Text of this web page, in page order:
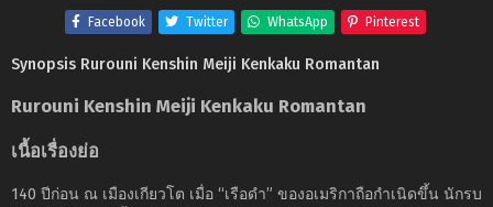
Facebook Twitter WhatsApp Pinterest
Synopsis Rurouni Kenshin Meiji Kenkaku Romantan
Rurouni Kenshin Meiji Kenkaku Romantan
เนื้อเรื่องย่อ
140 ปีก่อน ณ เมืองเกียวโต เมื่อ “เรือดำ” ของอเมริกาถือกำเนิดขึ้น นักรบ